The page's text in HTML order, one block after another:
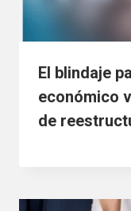
El blindaje
económico
de